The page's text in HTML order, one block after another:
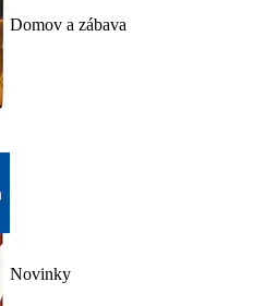
Domov a zábava
Novinky